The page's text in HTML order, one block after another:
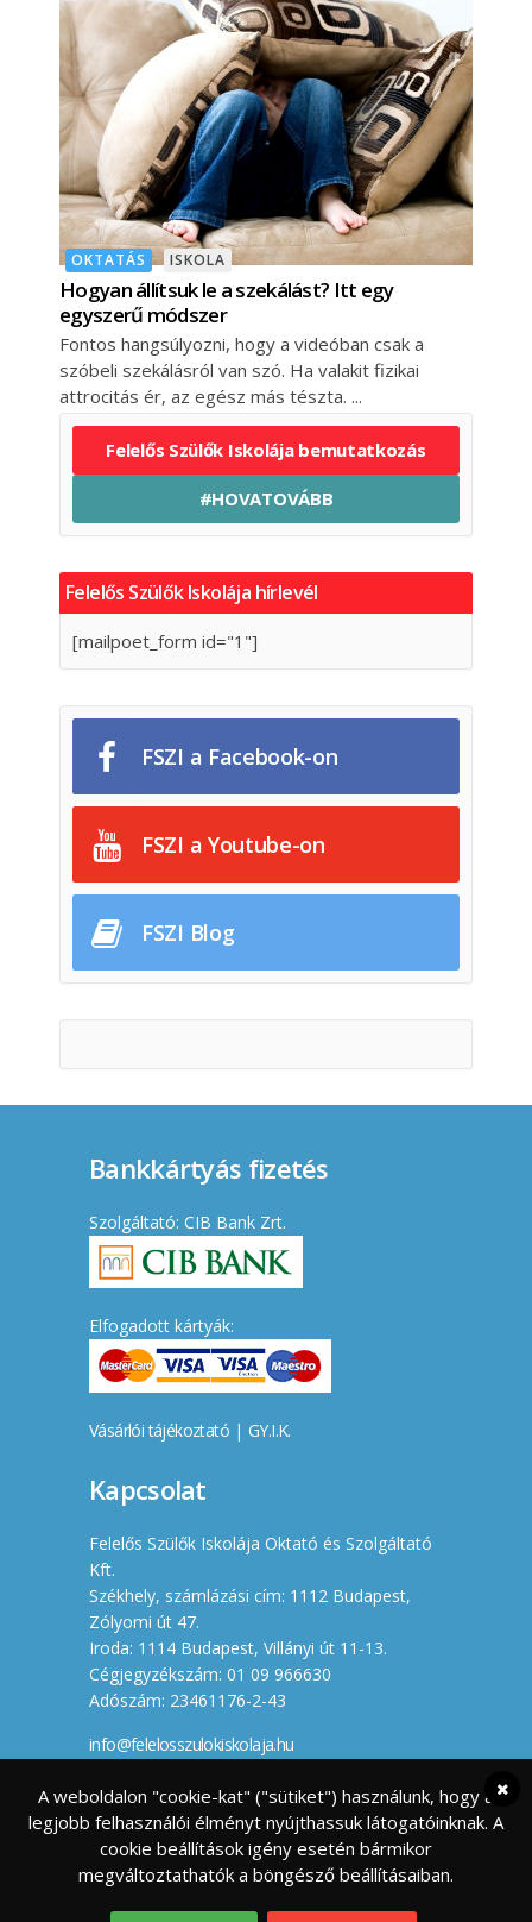
OKTATÁS ISKOLA
Hogyan állítsuk le a szekálást? Itt egy
egyszerű módszer
Fontos hangsúlyozni, hogy a videóban csak a
szóbeli szekálásról van szó. Ha valakit fizikai
attrocitás ér, az egész más tészta.
Felelős Szülők Iskolája bemutatkozás
#HOVATOVÁBB
Felelős Szülők Iskolája hírlevél
[mailpoet_form id="1"]
FSZI a Facebook-on
FSZI a Youtube-on
FSZI Blog
Bankkártyás fizetés
Szolgáltató: CIB Bank Zrt.
Elfogadott kártyák:
Vásárlói tájékoztató | GY.I.K.
Kapcsolat
Felelős Szülők Iskolája Oktató és Szolgáltató
Kft.
Székhely, számlázási cím: 1112 Budapest,
Zólyomi út 47.
Iroda: 1114 Budapest, Villányi út 11-13.
Cégjegyzékszám: 01 09 966630
Adószám: 23461176-2-43
info@felelosszulokiskolaja.hu
Készítette
A weboldalon "cookie-kat" ("sütiket") használunk, hogy a
legjobb felhasználói élményt nyújthassuk látogatóinknak. A
cookie beállítások igény esetén bármikor
megváltoztathatók a böngésző beállításaiban.